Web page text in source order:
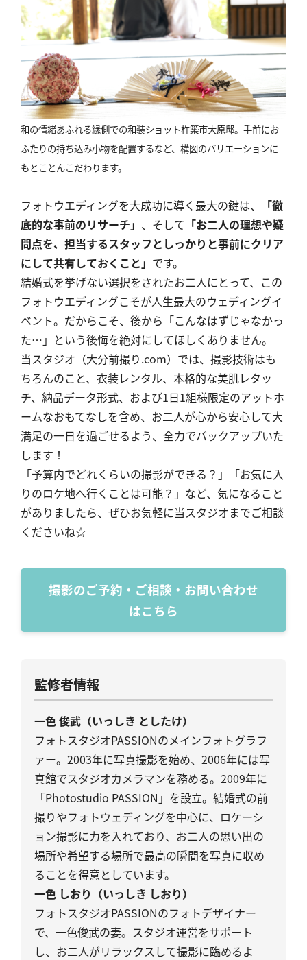
和の情緒あふれる縁側での和装ショット杵築市大原邸。手前にお
ふたりの持ち込み小物を配置するなど、構図のバリエーションに
もとことんこだわります。
フォトウエディングを大成功に導く最大の鍵は、
「徹
底的な事前のリサーチ」 、そして 「お二人の理想や疑
問点を、担当するスタッフとしっかりと事前にクリア
にして共有しておくこと」 です。
結婚式を挙げない選択をされたお二人にとって、この
フォトウエディングこそが人生最大のウェディングイ
ベント。だからこそ、後から「こんなはずじゃなかっ
た…」という後悔を絶対にしてほしくありません。
当スタジオ（大分前撮り.com）では、撮影技術はも
ちろんのこと、衣装レンタル、本格的な美肌レタッ
チ、納品データ形式、および1日1組様限定のアットホ
ームなおもてなしを含め、お二人が心から安心して大
満足の一日を過ごせるよう、全力でバックアップいた
します！
「予算内でどれくらいの撮影ができる？」「お気に入
りのロケ地へ行くことは可能？」など、気になること
がありましたら、ぜひお気軽に当スタジオまでご相談
くださいね☆
撮影のご予約・ご相談・お問い合わせ
はこちら
監修者情報
一色 俊武（いっしき としたけ）
フォトスタジオPASSIONのメインフォトグラフ
ァー。2003年に写真撮影を始め、2006年には写
真館でスタジオカメラマンを務める。2009年に
「Photostudio PASSION」を設立。結婚式の前
撮りやフォトウェディングを中心に、ロケーシ
ョン撮影に力を入れており、お二人の思い出の
場所や希望する場所で最高の瞬間を写真に収め
ることを得意としています。
一色 しおり（いっしき しおり）
フォトスタジオPASSIONのフォトデザイナー
で、一色俊武の妻。スタジオ運営をサポート
し、お二人がリラックスして撮影に臨めるよ